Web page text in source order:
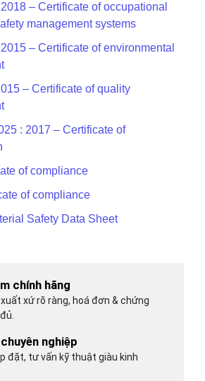
– Certificate of occupational
management systems
– Certificate of environmental
– Certificate of quality
: 2017 – Certificate of
of compliance
of compliance
Safety Data Sheet
chính hãng
xuất xứ rõ ràng, hoá đơn & chứng
nghiệp
đặt, tư vấn kỹ thuật giàu kinh